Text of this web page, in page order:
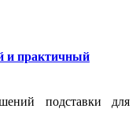
и практичный
подставки для